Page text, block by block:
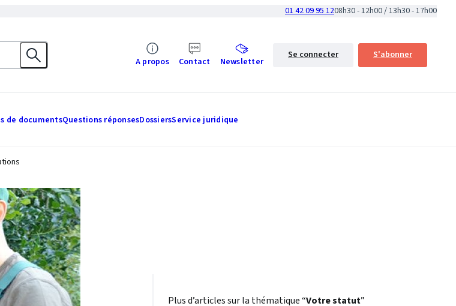
01 42 09 95 1208h30 - 12h00 / 13h30 - 17h00
A propos Contact Newsletter
Se connecter S'abonner
de documentsQuestions réponsesDossiersService juridique
Plus d’articles sur la thématique “Votre statut”